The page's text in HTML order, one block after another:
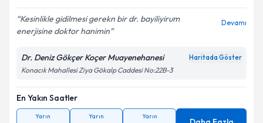
Kesinlikle gidilmesi gerekn bir dr. bayiliyirum
enerjisine doktor hanimin
Devamı
Dr. Deniz Gökçer Koçer Muayenehanesi Haritada Göster
Konacık Mahallesi Ziya Gökalp Caddesi No:22B-3
En Yakın Saatler
Yarın Yarın Yarın